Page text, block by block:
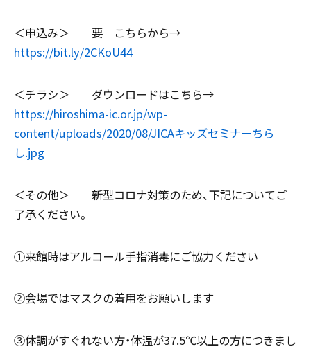
＜申込み＞ 要 こちらから→
https://bit.ly/2CKoU44
＜チラシ＞ ダウンロードはこちら→
https://hiroshima-ic.or.jp/wp-
content/uploads/2020/08/JICAキッズセミナーちら
し.jpg
＜その他＞ 新型コロナ対策のため、下記についてご
了承ください。
①来館時はアルコール手指消毒にご協力ください
②会場ではマスクの着用をお願いします
③体調がすぐれない方・体温が37.5℃以上の方につきまし